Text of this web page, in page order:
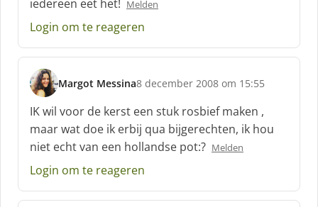
iedereen eet het! Melden
Login om te reageren
Margot Messina
s
c
h
r
e
e
:
8 december 2008 om 15:55
IK wil voor de kerst een stuk rosbief maken ,
maar wat doe ik erbij qua bijgerechten, ik hou
niet echt van een hollandse pot:? Melden
Login om te reageren